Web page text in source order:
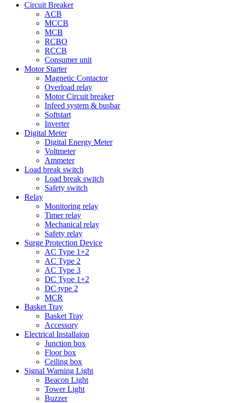
Circuit Breaker
ACB
MCCB
MCB
RCBO
RCCB
Consumer unit
Motor Starter
Magnetic Contactor
Overload relay
Motor Circuit breaker
Infeed system & busbar
Softstart
Inverter
Digital Meter
Digital Energy Meter
Voltmeter
Ammeter
Load break switch
Load break switch
Safety switch
Relay
Monitoring relay
Timer relay
Mechanical relay
Safety relay
Surge Protection Device
AC Type 1+2
AC Type 2
AC Type 3
DC Tyoe 1+2
DC type 2
MCR
Basket Tray
Basket Tray
Accessory
Electrical Installaion
Junction box
Floor box
Ceiling box
Signal Warning Light
Beacon Light
Tower Light
Buzzer